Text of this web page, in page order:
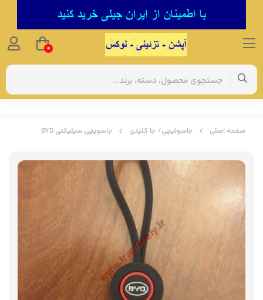
صفحه اصلی جاسوئیچی/ جا کلیدی جاسویچی سیلیکنی BYD
0